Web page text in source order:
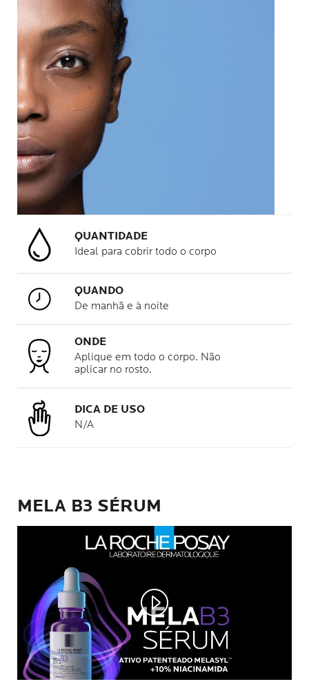
QUANTIDADE
Ideal para cobrir todo o corpo
QUANDO
De manhã e à noite
ONDE
Aplique em todo o corpo. Não
aplicar no rosto.
DICA DE USO
N/A
MELA B3 SÉRUM
Play video